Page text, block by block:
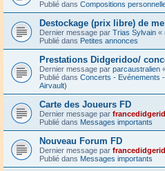
Publié dans Compositions
Destockage (prix libre) de
Dernier message par Trias Sylvain «
Publié dans Petites annonces
Prestations Didgeridoo/
Dernier message par parcaustralien
Publié dans Concerts - Evénements
Airvault)
Carte des Joueurs FD
Dernier message par
Publié dans Messages importants
Nouveau Forum FD
Dernier message par
Publié dans Messages importants